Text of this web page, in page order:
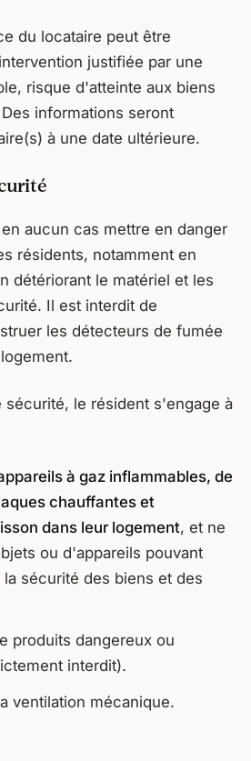
du locataire peut être
justifiée par une
risque d'atteinte aux biens
informations seront
à une date ultérieure.
aucun cas mettre en danger
résidents, notamment en
détériorant le matériel et les
Il est interdit de
les détecteurs de fumée
sécurité, le résident s'engage à
à gaz inflammables, de
chauffantes et
dans leur logement, et ne
ou d'appareils pouvant
sécurité des biens et des
produits dangereux ou
interdit).
ventilation mécanique.